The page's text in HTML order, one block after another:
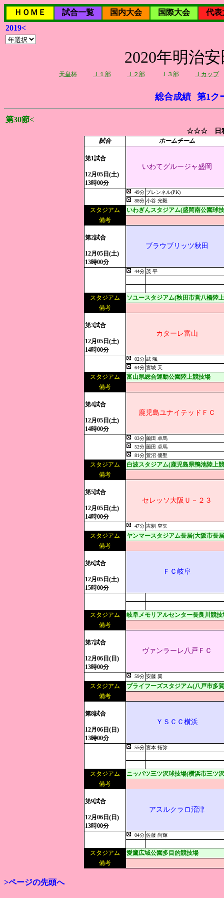
ＨＯＭＥ 試合一覧 国内大会 国際大会
代表
2019<
2020年明治
天皇杯 Ｊ１部 Ｊ２部 Ｊ３部 Ｊカップ
総合成績 第1ク
第30節<
☆☆☆ 日
試合 ホームチーム
第1試合
12月05日(土)
13時00分
いわてグルージャ盛岡
49分 ブレンネル(PK)
88分 小谷 光毅
スタジアム
いわぎんスタジアム(盛岡南公園球
備考
第2試合
12月05日(土)
13時00分
ブラウブリッツ秋田
44分 茂 平
スタジアム
ソユースタジアム(秋田市営八橋陸
備考
第3試合
12月05日(土)
14時00分
カターレ富山
02分 武 颯
64分 宮城 天
スタジアム
富山県総合運動公園陸上競技場
備考
第4試合
12月05日(土)
14時00分
鹿児島ユナイテッドＦＣ
03分 薗田 卓馬
52分 薗田 卓馬
81分 萱沼 優聖
スタジアム
白波スタジアム(鹿児島県鴨池陸上
備考
第5試合
12月05日(土)
14時00分
セレッソ大阪Ｕ－２３
47分 吉馴 空矢
スタジアム
ヤンマースタジアム長居(大阪市長
備考
第6試合
12月05日(土)
15時00分
ＦＣ岐阜
スタジアム
岐阜メモリアルセンター長良川競技
備考
第7試合
12月06日(日)
13時00分
ヴァンラーレ八戸ＦＣ
59分 安藤 翼
スタジアム
プライフーズスタジアム(八戸市多
備考
第8試合
12月06日(日)
13時00分
ＹＳＣＣ横浜
55分 宮本 拓弥
スタジアム
ニッパツ三ツ沢球技場(横浜市三ツ
備考
第9試合
12月06日(日)
13時00分
アスルクラロ沼津
04分 佐藤 尚輝
スタジアム
愛鷹広域公園多目的競技場
備考
>ページの先頭へ